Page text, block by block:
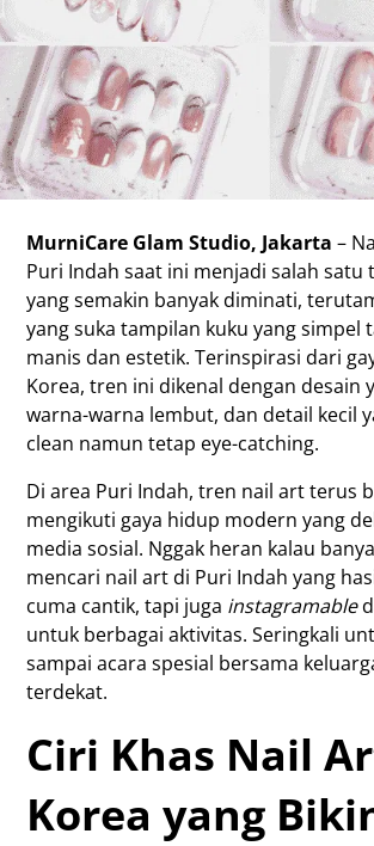
MurniCare Glam Studio, Jakarta –
Puri Indah saat ini menjadi salah satu
yang semakin banyak diminati,
yang suka tampilan kuku yang simpel
manis dan estetik. Terinspirasi dari
Korea, tren ini dikenal dengan desain
warna-warna lembut, dan detail kecil
clean namun tetap eye-catching.
Di area Puri Indah, tren nail art terus
mengikuti gaya hidup modern yang
media sosial. Nggak heran kalau
mencari nail art di Puri Indah yang
cuma cantik, tapi juga instagramable
untuk berbagai aktivitas. Seringkali
sampai acara spesial bersama
terdekat.
Ciri Khas Nail
Korea yang